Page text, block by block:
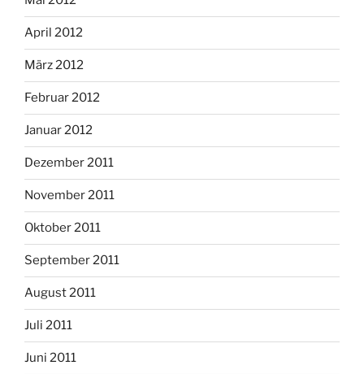
April 2012
März 2012
Februar 2012
Januar 2012
Dezember 2011
November 2011
Oktober 2011
September 2011
August 2011
Juli 2011
Juni 2011